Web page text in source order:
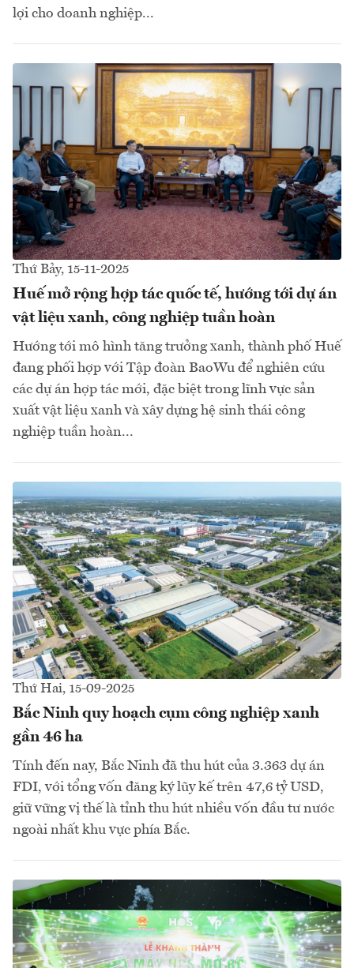
lợi cho doanh nghiệp...
Thứ Bảy, 15-11-2025
Huế mở rộng hợp tác quốc tế, hướng tới dự án
vật liệu xanh, công nghiệp tuần hoàn
Hướng tới mô hình tăng trưởng xanh, thành phố Huế
đang phối hợp với Tập đoàn BaoWu để nghiên cứu
các dự án hợp tác mới, đặc biệt trong lĩnh vực sản
xuất vật liệu xanh và xây dựng hệ sinh thái công
nghiệp tuần hoàn...
Thứ Hai, 15-09-2025
Bắc Ninh quy hoạch cụm công nghiệp xanh
gần 46 ha
Tính đến nay, Bắc Ninh đã thu hút của 3.363 dự án
FDI, với tổng vốn đăng ký lũy kế trên 47,6 tỷ USD,
giữ vững vị thế là tỉnh thu hút nhiều vốn đầu tư nước
ngoài nhất khu vực phía Bắc.